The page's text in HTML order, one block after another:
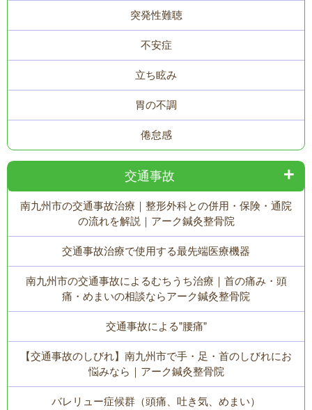
突発性難聴
不安症
立ち眩み
胃の不調
倦怠感
交通事故
南九州市の交通事故治療｜整形外科との併用・保険・通院
の流れを解説｜アーク鍼灸整骨院
交通事故治療で使用する最先端医療機器
南九州市の交通事故によるむちうち治療｜首の痛み・頭
痛・めまいの相談ならアーク鍼灸整骨院
交通事故による”腰痛”
【交通事故のしびれ】南九州市で手・足・首のしびれにお
悩みなら｜アーク鍼灸整骨院
バレリュー症候群（頭痛、吐き気、めまい）